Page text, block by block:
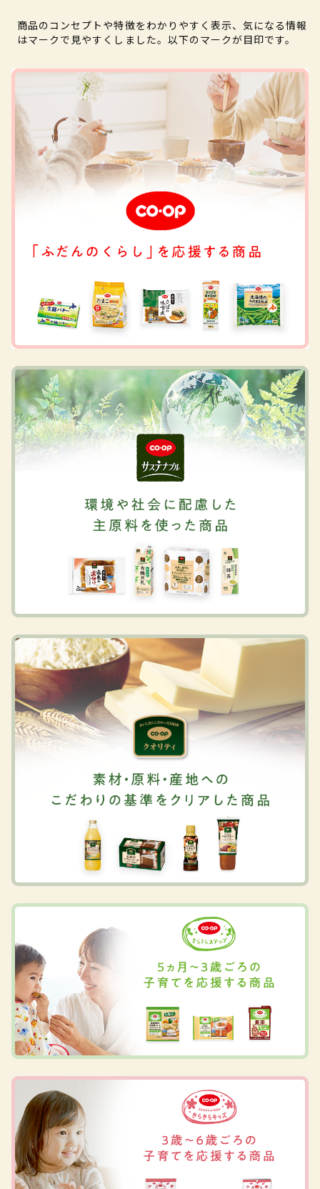
商品のコンセプトや特徴をわかりやすく表示、気になる情報
はマークで見やすくしました。以下のマークが目印です。